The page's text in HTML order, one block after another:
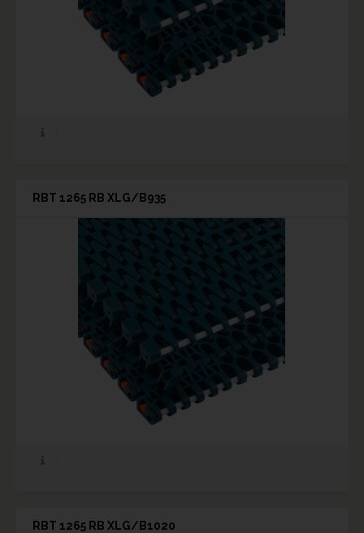
RBT 1265 RB XLG/B935
RBT 1265 RB XLG/B1020